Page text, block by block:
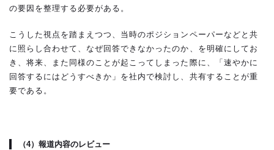
の要因を整理する必要がある。
こうした視点を踏まえつつ、当時のポジションペーパーなどと共
に照らし合わせて、なぜ回答できなかったのか、を明確にしてお
き、将来、また同様のことが起こってしまった際に、「速やかに
回答するにはどうすべきか」を社内で検討し、共有することが重
要である。
（4） 報道内容のレビュー